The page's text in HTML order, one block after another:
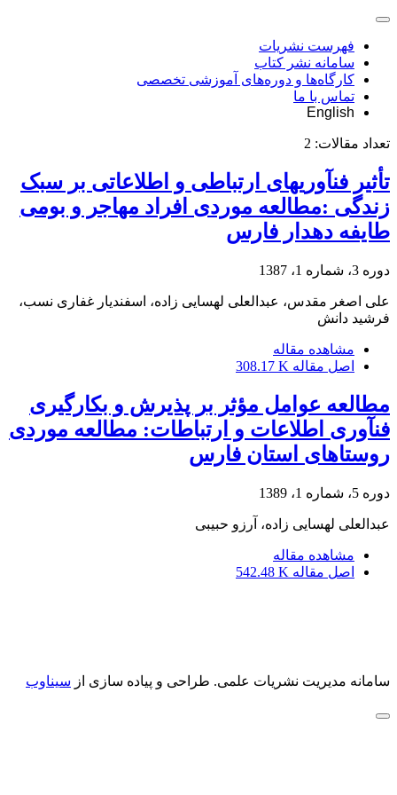
فهرست نشریات
سامانه نشر کتاب
کارگاه‌ها و دوره‌های آموزشی تخصصی
تماس با ما
English
تعداد مقالات: 2
تأثیر فنآوری‏های ارتباطی و اطلاعاتی بر سبک
زندگی :مطالعه موردی افراد مهاجر و بومی
طایفه دهدار فارس
دوره 3، شماره 1، 1387
علی اصغر مقدس، عبدالعلی لهسایی زاده، اسفندیار غفاری نسب،
فرشید دانش
مشاهده مقاله
اصل مقاله 308.17 K
مطالعه عوامل مؤثر بر پذیرش و بکارگیری
فنآوری اطلاعات و ارتباطات: مطالعه موردی
روستاهای استان فارس
دوره 5، شماره 1، 1389
عبدالعلی لهسایی زاده، آرزو حبیبی
مشاهده مقاله
اصل مقاله 542.48 K
سامانه مدیریت نشریات علمی. طراحی و پیاده سازی از سیناوب